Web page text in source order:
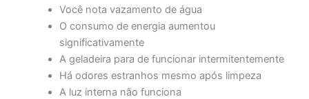
Você nota vazamento de água
O consumo de energia aumentou
significativamente
A geladeira para de funcionar intermitentemente
Há odores estranhos mesmo após limpeza
A luz interna não funciona